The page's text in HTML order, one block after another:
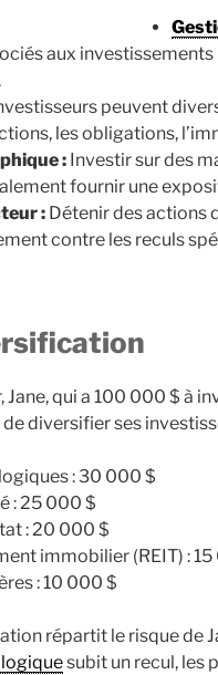
aux
peuvent
les obligations,
: Investir sur des
fournir une
: Détenir des actions
contre les reculs
Jane, qui a 100 000 $ à
de diversifier ses
: 30 000 $
: 25 000 $
: 20 000 $
immobilier (REIT) :
: 10 000 $
répartit le risque de
subit un recul, les